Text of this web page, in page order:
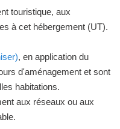
touristique, aux
à cet hébergement (UT).
, en application du
d'aménagement et sont
habitations.
aux réseaux ou aux